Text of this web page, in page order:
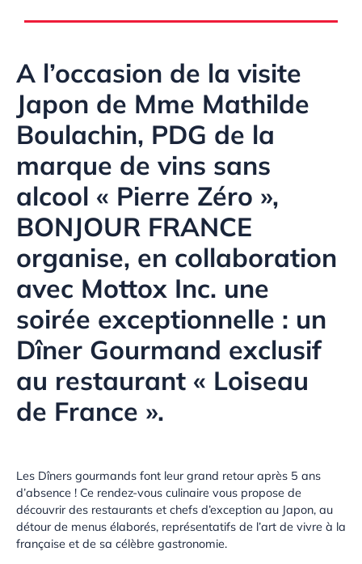
A l’occasion de la visite
Japon de Mme Mathilde
Boulachin, PDG de la
marque de vins sans
alcool « Pierre Zéro »,
BONJOUR FRANCE
organise, en collaboration
avec Mottox Inc. une
soirée exceptionnelle : un
Dîner Gourmand exclusif
au restaurant « Loiseau
de France ».
Les Dîners gourmands font leur grand retour après 5 ans
d’absence ! Ce rendez-vous culinaire vous propose de
découvrir des restaurants et chefs d’exception au Japon, au
détour de menus élaborés, représentatifs de l’art de vivre à la
française et de sa célèbre gastronomie.